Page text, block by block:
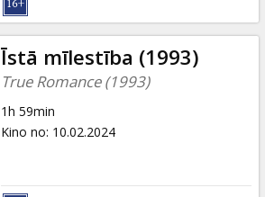
Īstā mīlestība (1993)
True Romance (1993)
1h 59min
Kino no: 10.02.2024